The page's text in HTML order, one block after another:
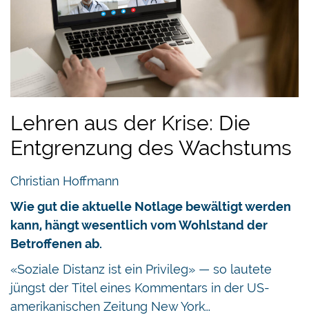
Lehren aus der Krise: Die
Entgrenzung des Wachstums
Christian Hoffmann
Wie gut die aktuelle Notlage bewältigt werden
kann, hängt wesentlich vom Wohlstand der
Betroffenen ab.
«Soziale Distanz ist ein Privileg» — so lautete
jüngst der Titel eines Kommentars in der US-
amerikanischen Zeitung New York…